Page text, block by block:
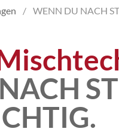
WENN DU NACH